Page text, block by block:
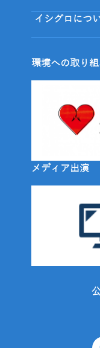
イシグロにつ
環境への取り
メディア出演